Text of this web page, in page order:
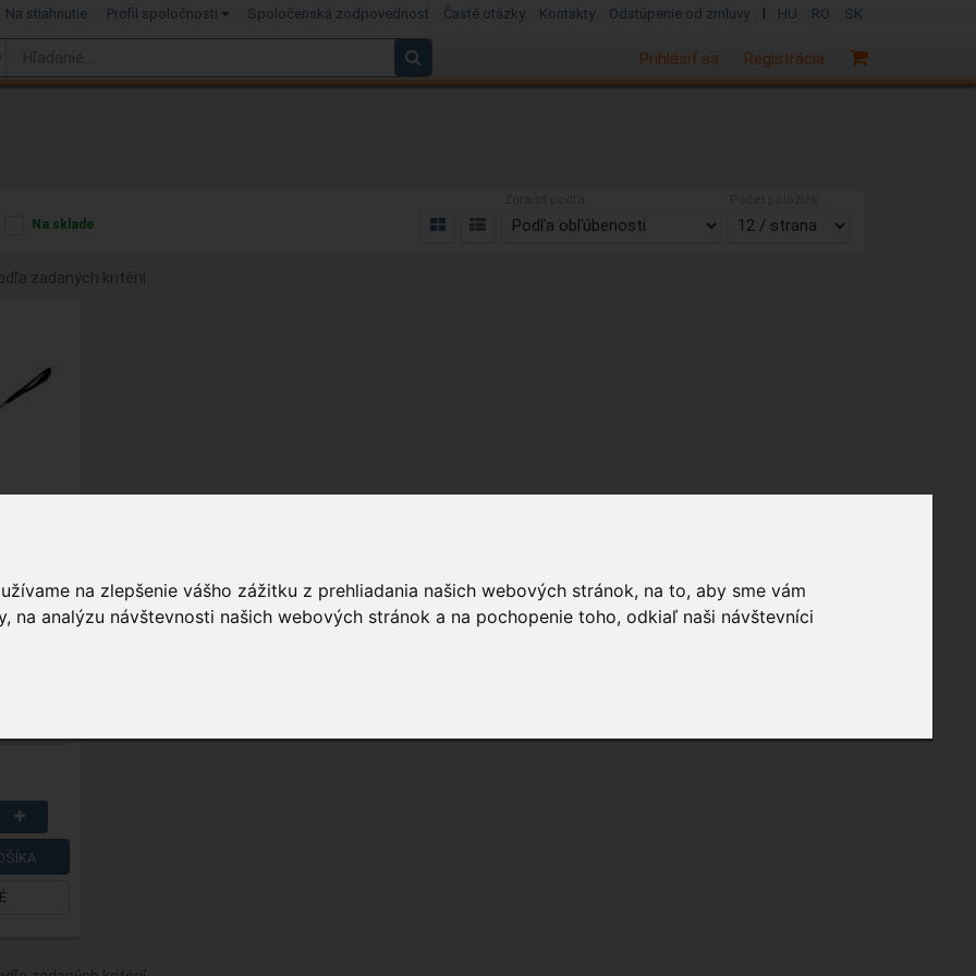
na zlepšenie vášho zážitku z prehliadania našich webových stránok, na to, aby sme vám
na analýzu návštevnosti našich webových stránok a na pochopenie toho, odkiaľ naši návštevníci
Na stiahnutie Profil spoločnosti Spoločenská zodpovednosť Časté otázky Kontakty Odstúpenie od zmluvy | HU RO SK
Registrácia
Prihlásiť sa
Na sklade
zadaných kritérií.